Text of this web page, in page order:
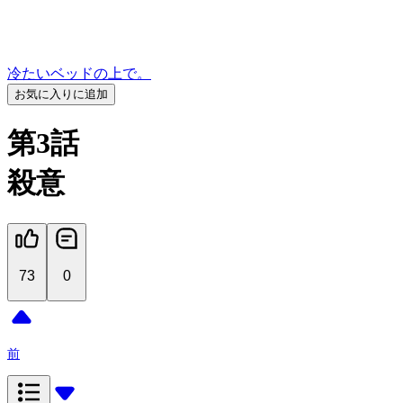
冷たいベッドの上で。
お気に入りに追加
第3話
殺意
73 0
前